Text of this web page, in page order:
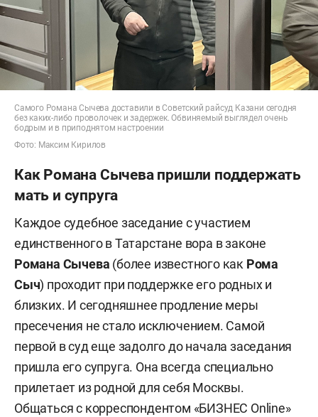
Самого Романа Сычева доставили в Советский райсуд Казани сегодня
без каких-либо проволочек и задержек. Обвиняемый выглядел очень
бодрым и в приподнятом настроении
Фото: Максим Кирилов
Как Романа Сычева пришли поддержать
мать и супруга
Каждое судебное заседание с участием
единственного в Татарстане вора в законе
Романа Сычева (более известного как Рома
Сыч) проходит при поддержке его родных и
близких. И сегодняшнее продление меры
пресечения не стало исключением. Самой
первой в суд еще задолго до начала заседания
пришла его супруга. Она всегда специально
прилетает из родной для себя Москвы.
Общаться с корреспондентом «БИЗНЕС Online»